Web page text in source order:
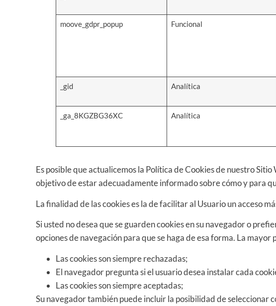
moove_gdpr_popup Funcional
_gid Analítica
_ga_8KGZBG36XC Analítica
Es posible que actualicemos la Política de Cookies de nuestro
objetivo de estar adecuadamente informado sobre cómo y para
La finalidad de las cookies es la de facilitar al Usuario un acceso
Si usted no desea que se guarden cookies en su navegador o
opciones de navegación para que se haga de esa forma. La
Las cookies son siempre rechazadas;
El navegador pregunta si el usuario desea instalar cada
Las cookies son siempre aceptadas;
Su navegador también puede incluir la posibilidad de seleccionar